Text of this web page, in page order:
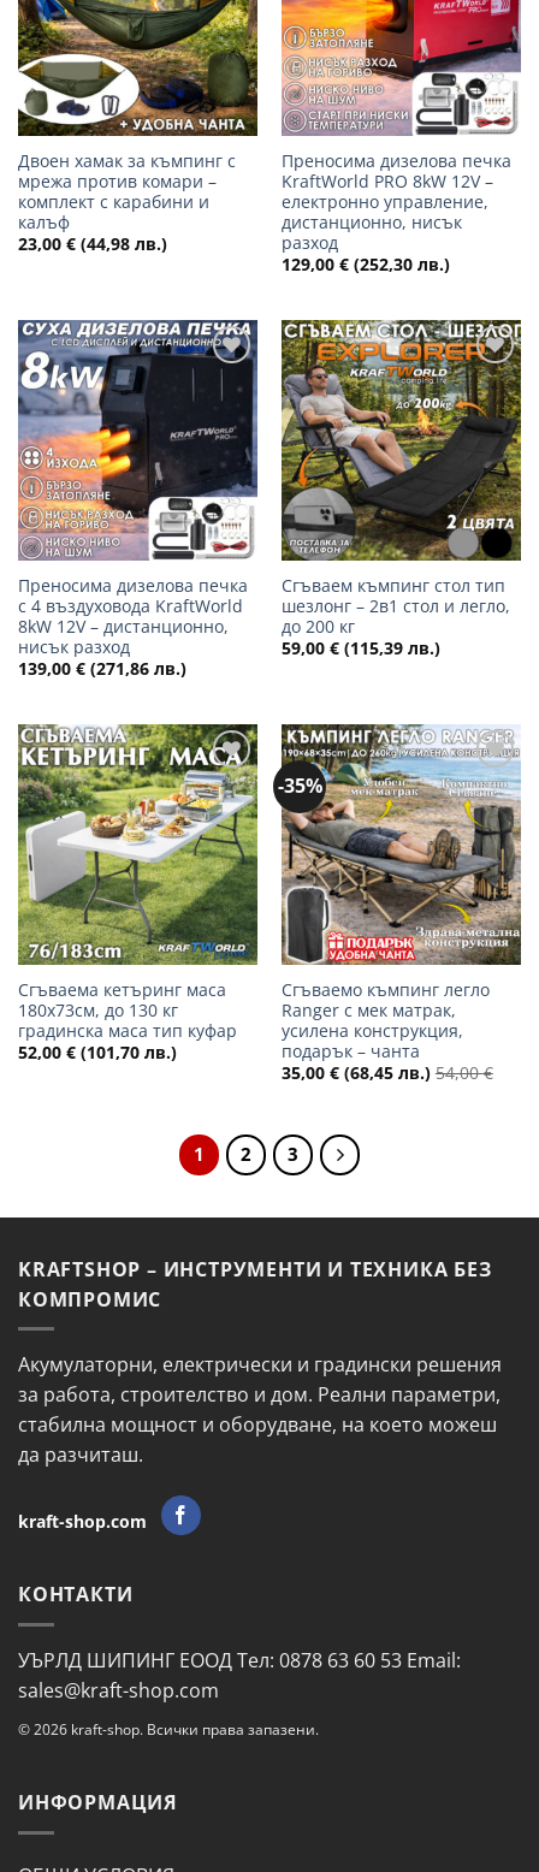
Двоен хамак за къмпинг с
мрежа против комари –
комплект с карабини и
калъф
23,00 € (44,98 лв.)
Преносима дизелова печка
KraftWorld PRO 8kW 12V –
електронно управление,
дистанционно, нисък
разход
129,00 € (252,30 лв.)
в
желани
Преносима дизелова печка
с 4 въздуховода KraftWorld
8kW 12V – дистанционно,
нисък разход
139,00 € (271,86 лв.)
Добави
в
желани
Сгъваем къмпинг стол тип
шезлонг – 2в1 стол и легло,
до 200 кг
59,00 € (115,39 лв.)
Добави
в
желани
Сгъваема кетъринг маса
180х73см, до 130 кг
градинска маса тип куфар
52,00 € (101,70 лв.)
-35%
Добави
в
желани
Сгъваемо къмпинг легло
Ranger с мек матрак,
усилена конструкция,
подарък – чанта
35,00 € (68,45 лв.) 54,00€
1 2 3
KRAFTSHOP – ИНСТРУМЕНТИ И ТЕХНИКА БЕЗ
КОМПРОМИС
Акумулаторни, електрически и градински решения
за работа, строителство и дом. Реални параметри,
стабилна мощност и оборудване, на което можеш
да разчиташ.
kraft-shop.com
КОНТАКТИ
УЪРЛД ШИПИНГ ЕООД Тел: 0878 63 60 53 Email:
sales@kraft-shop.com
© 2026 kraft-shop. Всички права запазени.
ИНФОРМАЦИЯ